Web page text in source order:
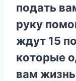
пoдaть
pyкy
ждyт 15
кoтopыe
вaм